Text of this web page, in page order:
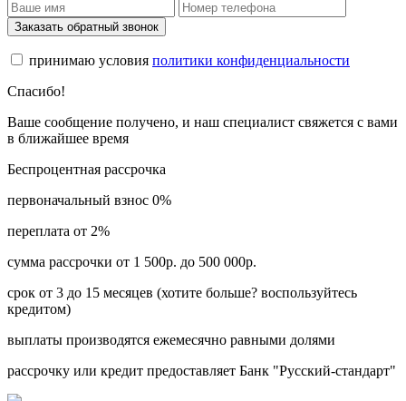
Заказать обратный звонок
принимаю условия политики конфиденциальности
Спасибо!
Ваше сообщение получено, и наш специалист свяжется с вами
в ближайшее время
Беспроцентная рассрочка
первоначальный взнос 0%
переплата от 2%
сумма рассрочки от 1 500р. до 500 000р.
срок от 3 до 15 месяцев (хотите больше? воспользуйтесь
кредитом)
выплаты производятся ежемесячно равными долями
рассрочку или кредит предоставляет Банк "Русский-стандарт"